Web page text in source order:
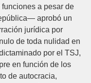
a pesar de
aprobó un
jurídica por
de toda nulidad en
por el TSJ,
en función de los
de autocracia,